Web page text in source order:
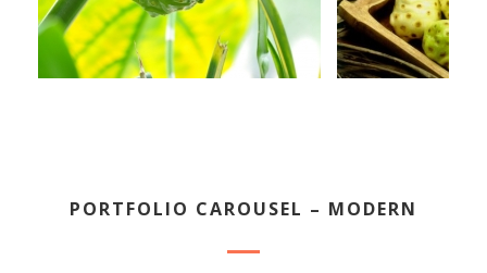
PORTFOLIO CAROUSEL – MODERN